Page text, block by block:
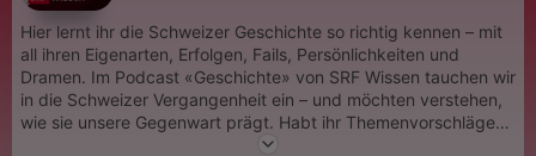
Hier lernt ihr die Schweizer Geschichte so richtig kennen – mit
all ihren Eigenarten, Erfolgen, Fails, Persönlichkeiten und
Dramen. Im Podcast «Geschichte» von SRF Wissen tauchen wir
in die Schweizer Vergangenheit ein – und möchten verstehen,
wie sie unsere Gegenwart prägt. Habt ihr Themenvorschläge
oder Feedback? Meldet euch bei geschichte@srf.ch.